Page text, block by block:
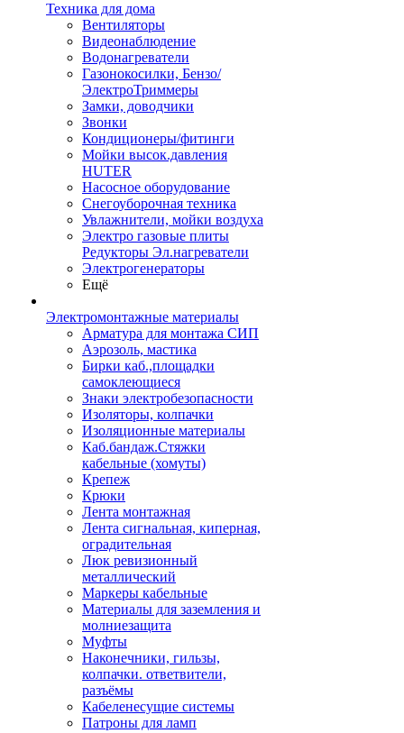
Техника для дома
Вентиляторы
Видеонаблюдение
Водонагреватели
Газонокосилки, Бензо/
ЭлектроТриммеры
Замки, доводчики
Звонки
Кондиционеры/фитинги
Мойки высок.давления
HUTER
Насосное оборудование
Снегоуборочная техника
Увлажнители, мойки воздуха
Электро газовые плиты
Редукторы Эл.нагреватели
Электрогенераторы
Ещё
Электромонтажные материалы
Арматура для монтажа СИП
Аэрозоль, мастика
Бирки каб.,площадки
самоклеющиеся
Знаки электробезопасности
Изоляторы, колпачки
Изоляционные материалы
Каб.бандаж.Стяжки
кабельные (хомуты)
Крепеж
Крюки
Лента монтажная
Лента сигнальная, киперная,
оградительная
Люк ревизионный
металлический
Маркеры кабельные
Материалы для заземления и
молниезащита
Муфты
Наконечники, гильзы,
колпачки. ответвители,
разъёмы
Кабеленесущие системы
Патроны для ламп